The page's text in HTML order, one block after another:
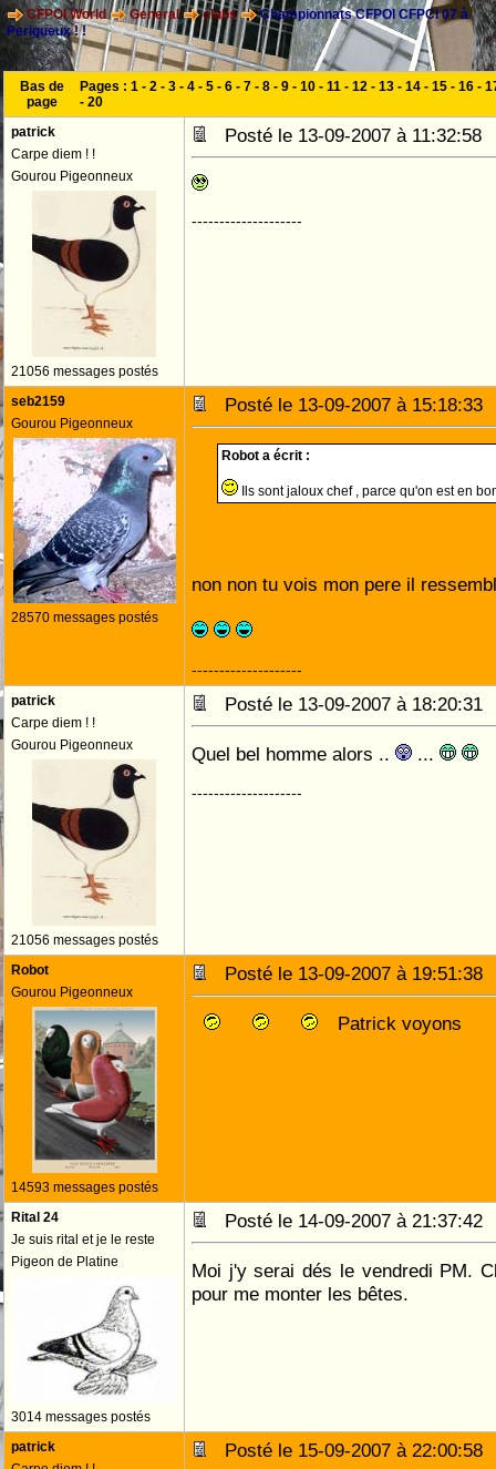
CFPOI World General clubs
Championnats CFPOI CFPCI 07 à
Perigueux ! !
Bas de
page
Pages : 1 - 2 - 3 - 4 - 5 - 6 - 7 - 8 - 9 - 10 - 11 - 12 - 13 - 14 - 15 - 16 -
- 20
patrick
Carpe diem ! !
Gourou Pigeonneux
21056 messages postés
Posté le 13-09-2007 à
--------------------
seb2159
Gourou Pigeonneux
28570 messages postés
Posté le 13-09-2007 à
Robot a écrit :
Ils sont jaloux chef , parce qu'on est en
non non tu vois mon pere il
--------------------
patrick
Carpe diem ! !
Gourou Pigeonneux
21056 messages postés
Posté le 13-09-2007 à
Quel bel homme alors .. ...
--------------------
Robot
Gourou Pigeonneux
14593 messages postés
Posté le 13-09-2007 à
Patrick voyons
Rital 24
Je suis rital et je le reste
Pigeon de Platine
3014 messages postés
Posté le 14-09-2007 à
Moi j'y serai dés le vendredi PM.
pour me monter les bêtes.
patrick
Posté le 15-09-2007 à